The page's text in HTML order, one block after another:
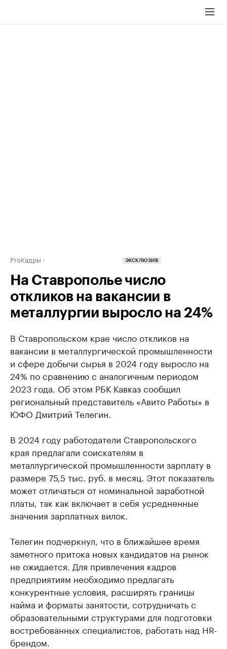
ProКадры ЭКСКЛЮЗИВ
На Ставрополье число
откликов на вакансии в
металлургии выросло на 24%
В Ставропольском крае число откликов на
вакансии в металлургической промышленности
и сфере добычи сырья в 2024 году выросло на
24% по сравнению с аналогичным периодом
2023 года. Об этом РБК Кавказ сообщил
региональный представитель «Авито Работы» в
ЮФО Дмитрий Телегин.
В 2024 году работодатели Ставропольского
края предлагали соискателям в
металлургической промышленности зарплату в
размере 75,5 тыс. руб. в месяц. Этот показатель
может отличаться от номинальной заработной
платы, так как включает в себя усредненные
значения зарплатных вилок.
Телегин подчеркнул, что в ближайшее время
заметного притока новых кандидатов на рынок
не ожидается. Для привлечения кадров
предприятиям необходимо предлагать
конкурентные условия, расширять границы
найма и форматы занятости, сотрудничать с
образовательными структурами для подготовки
востребованных специалистов, работать над HR-
брендом.